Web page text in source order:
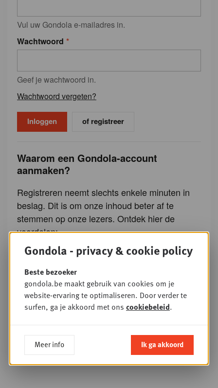
Vul uw Gondola e-mailadres in.
Wachtwoord
Geef je wachtwoord in.
Wachtwoord vergeten?
of registreer
Waarom een Gondola-account
aanmaken?
Registreren neemt slechts enkele minuten in
beslag. Dit is om onze inhoud beter af te
stemmen op onze lezers. Ontdek hier de
voordelen:
Toegang tot alle Gondola-nieuws
Lees 3 gratis Plus-artikels per maand
Krijg de exclusieve nieuwsbrief
De mogelijkheid om u in te schrijven voor
events van Gondola Society
Gondola - privacy & cookie policy
Beste bezoeker
gondola.be maakt gebruik van cookies om je
website-ervaring te optimaliseren. Door verder te
surfen, ga je akkoord met ons cookiebeleid.
Meer info Ik ga akkoord